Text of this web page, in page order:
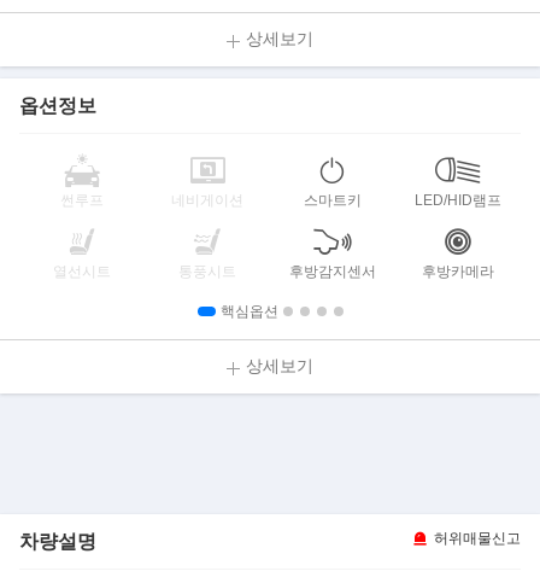
상세보기
옵션정보
썬루프 네비게이션 스마트키 LED/HID램프
열선시트 통풍시트 후방감지센서 후방카메라
핵심옵션
상세보기
차량설명 허위매물신고